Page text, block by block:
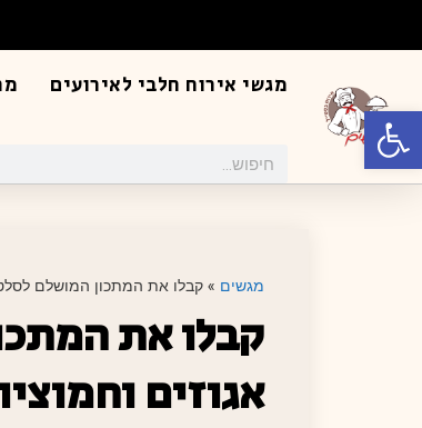
פתח סרגל נגישות
מגשי אירוח חלבי לאירועים
מגשים » קבלו את המתכון המושלם
קבלו את
אגוזים